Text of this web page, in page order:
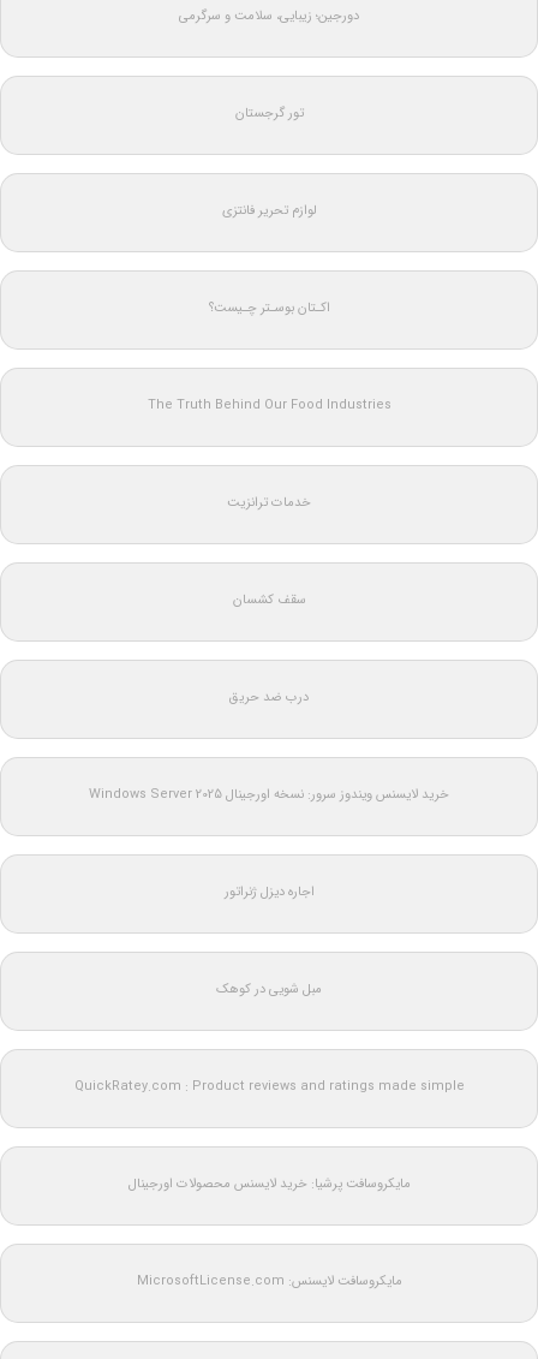
دورجین؛ زیبایی، سلامت و سرگرمی
تور گرجستان
لوازم تحریر فانتزی
اکـتان بوسـتر چـیست؟
The Truth Behind Our Food Industries
خدمات ترانزیت
سقف کشسان
درب ضد حریق
خرید لایسنس ویندوز سرور: نسخه اورجینال Windows Server 2025
اجاره دیزل ژنراتور
مبل شویی در کوهک
QuickRatey.com : Product reviews and ratings made simple
مایکروسافت پرشیا: خرید لایسنس محصولات اورجینال
مایکروسافت لایسنس: MicrosoftLicense.com